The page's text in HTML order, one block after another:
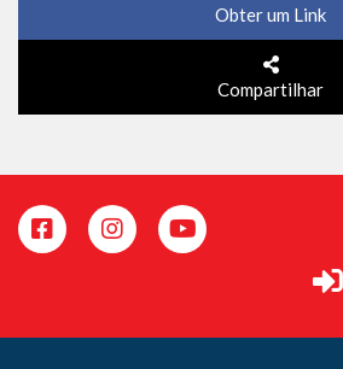
Obter um Link
Compartilhar